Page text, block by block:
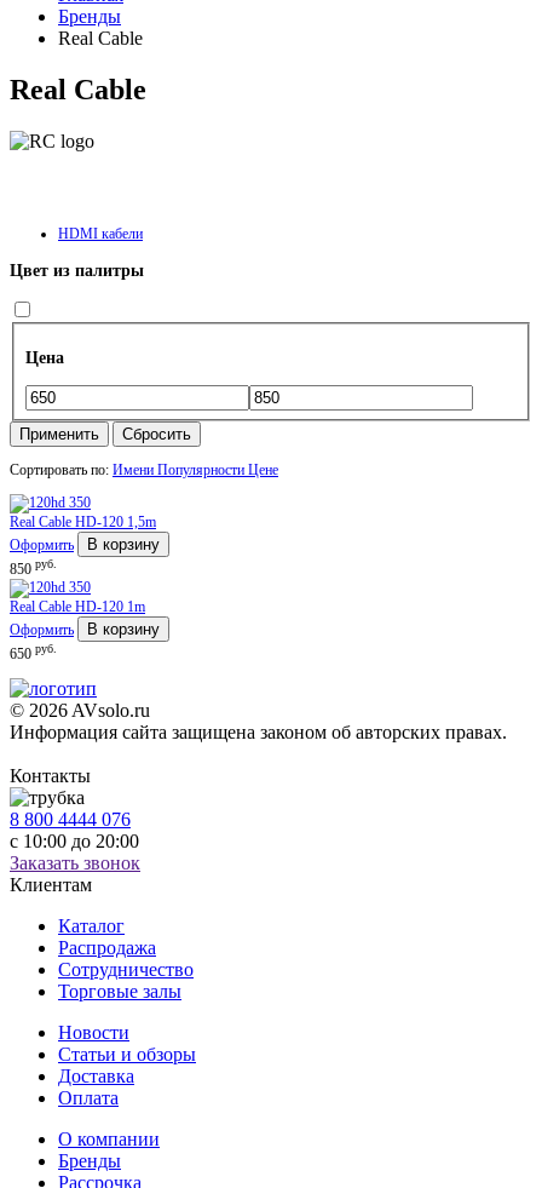
Бренды
Real Cable
Real Cable
HDMI кабели
Цвет из палитры
Цена
Применить Сбросить
Сортировать по: Имени Популярности Цене
Real Cable HD-120 1,5m
Оформить
В корзину
850 руб.
Real Cable HD-120 1m
Оформить
В корзину
650 руб.
© 2026 AVsolo.ru
Информация сайта защищена законом об авторских правах.
Контакты
8 800 4444 076
с 10:00 до 20:00
Заказать звонок
Клиентам
Каталог
Распродажа
Сотрудничество
Торговые залы
Новости
Статьи и обзоры
Доставка
Оплата
О компании
Бренды
Рассрочка